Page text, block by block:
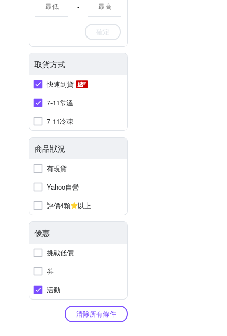
-
確定
取貨方式
快速到貨
7-11常溫
7-11冷凍
商品狀況
有現貨
Yahoo自營
評價4顆
以上
優惠
挑戰低價
券
活動
清除所有條件